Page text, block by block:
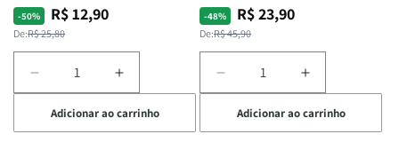
Equipe
teológica
Penkal
Penkal
-50%
Preço
normal
De:R$ 25,80
Preço
promocional
R$ 12,90
Diminuir
a
quantidade
de
Aumentar
a
quantidade
de
Adicionar ao carrinho
-48%
Preço
normal
De:R$ 45,90
Preço
promocional
R$ 23,90
Diminuir
a
quantidade
de
Aumentar
a
quantidade
de
Adicionar ao carrinho